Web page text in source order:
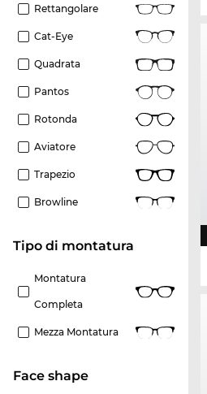
Rettangolare
Cat-Eye
Quadrata
Pantos
Rotonda
Aviatore
Trapezio
Browline
Tipo di montatura
Montatura
Completa
Mezza Montatura
Face shape